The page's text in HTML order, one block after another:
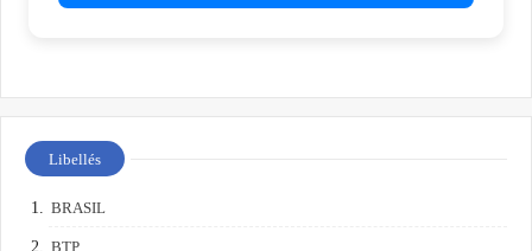
Libellés
BRASIL
BTP